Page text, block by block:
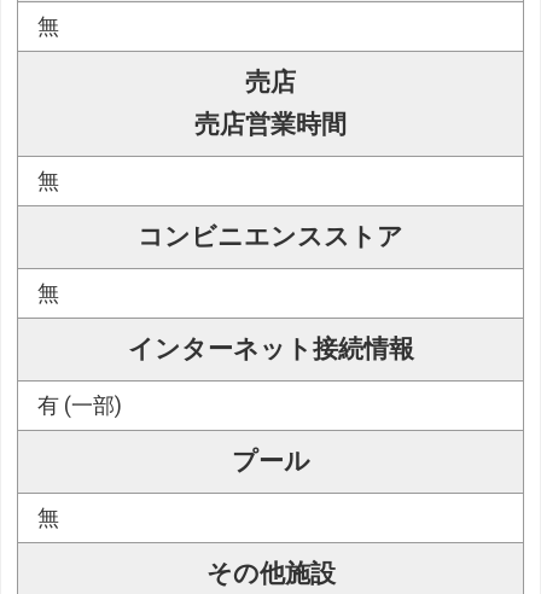
無
売店
売店営業時間
無
コンビニエンスストア
無
インターネット接続情報
有 (一部)
プール
無
その他施設